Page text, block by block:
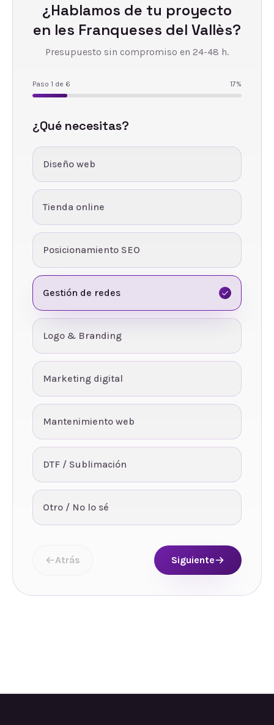
¿Hablamos de tu proyecto
en les Franqueses del Vallès?
Presupuesto sin compromiso en 24-48 h.
Paso 1 de 6 17%
¿Qué necesitas?
Diseño web
Tienda online
Posicionamiento SEO
Gestión de redes
Logo & Branding
Marketing digital
Mantenimiento web
DTF / Sublimación
Otro / No lo sé
Atrás Siguiente